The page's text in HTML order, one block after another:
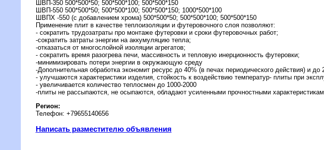
ШВП-350 500*500*50; 500*500*100; 500*500*150
ШВП-550 500*500*50; 500*500*100; 500*500*150; 1000*500*100
ШВПХ -550 (с добавлением хрома) 500*500*50; 500*500*100; 500*500*150
Применение плит в качестве теплоизоляции и футеровочного слоя позволяют:
- сократить трудозатраты про монтаже футеровки и сроки футеровочных работ;
-сократить затраты энергии на аккумуляцию тепла;
-отказаться от многослойной изоляции агрегатов;
- сократить время разогрева печи, массивность и тепловую инерционность футеровки;
-минимизировать потери энергии в окружающую среду
-Дополнительная обработка экономит ресурс до 40% (в печах периодического действия) и до
- улучшаются характеристики изделия, стойкость к воздействию температур- плиты при
- увеличивается количество теплосмен до 1000-2000
-плиты не рассыпаются, не осыпаются, обладают усиленными прочностными
Регион:
Телефон: +79655140656
Написать разместителю объявления